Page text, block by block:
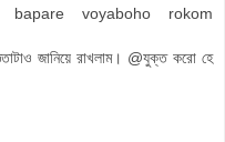
bapare voyaboho rokom
জানিয়ে রাখলাম। @যুক্ত করো হে